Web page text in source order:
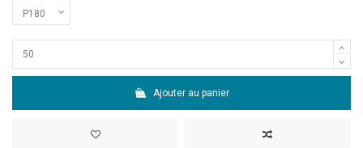
Ajouter au panier